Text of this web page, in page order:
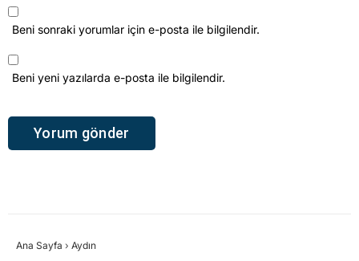
Beni sonraki yorumlar için e-posta ile bilgilendir.
Beni yeni yazılarda e-posta ile bilgilendir.
Ana Sayfa › Aydın